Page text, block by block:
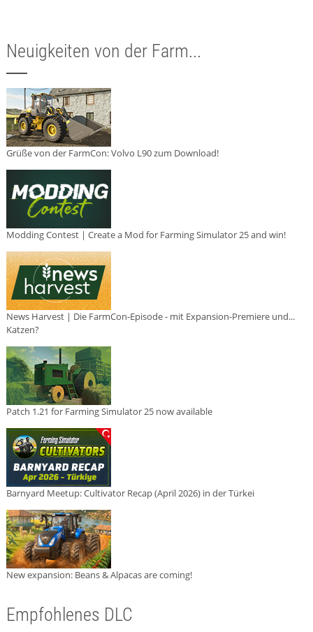
Neuigkeiten von der Farm...
Grüße von der FarmCon: Volvo L90 zum Download!
Modding Contest | Create a Mod for Farming Simulator 25 and win!
News Harvest | Die FarmCon-Episode - mit Expansion-Premiere und...
Katzen?
Patch 1.21 for Farming Simulator 25 now available
Barnyard Meetup: Cultivator Recap (April 2026) in der Türkei
New expansion: Beans & Alpacas are coming!
Empfohlenes DLC